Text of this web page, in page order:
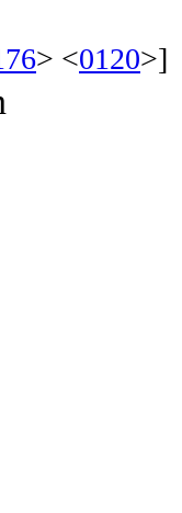
> <0120>]